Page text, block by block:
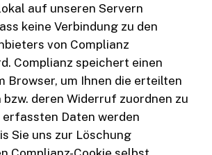
auf unseren Servern
keine Verbindung zu den
von Complianz
Complianz speichert einen
Browser, um Ihnen die erteilten
deren Widerruf zuordnen zu
erfassten Daten werden
Sie uns zur Löschung